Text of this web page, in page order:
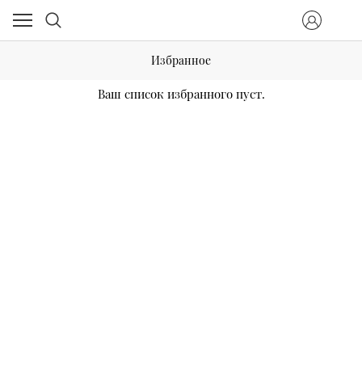
Избранное
Ваш список избранного пуст.